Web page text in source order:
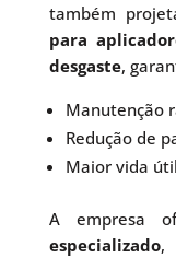
também
para
desgaste,
Manutenção
Redução de
Maior vida
A empresa
especializado,